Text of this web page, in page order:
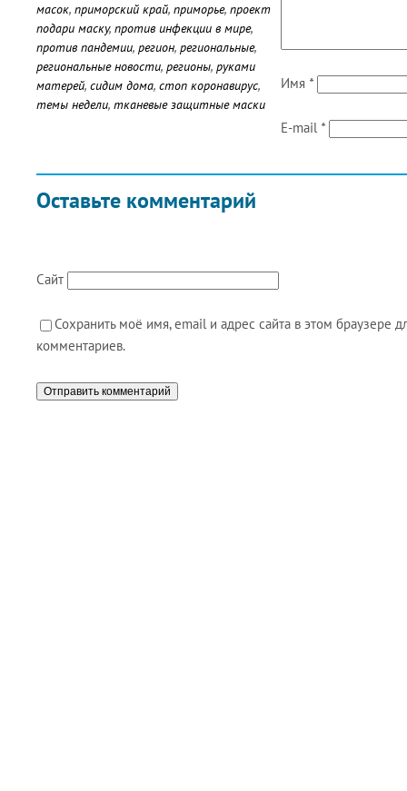
масок, приморский край, приморье, проект
подари маску, против инфекции в мире,
против пандемии, регион, региональные,
региональные новости, регионы, руками
матерей, сидим дома, стоп коронавирус,
темы недели, тканевые защитные маски
Оставьте комментарий
Имя *
E-mail *
Сайт
Сохранить моё имя, email и адрес сайта в этом браузере
комментариев.